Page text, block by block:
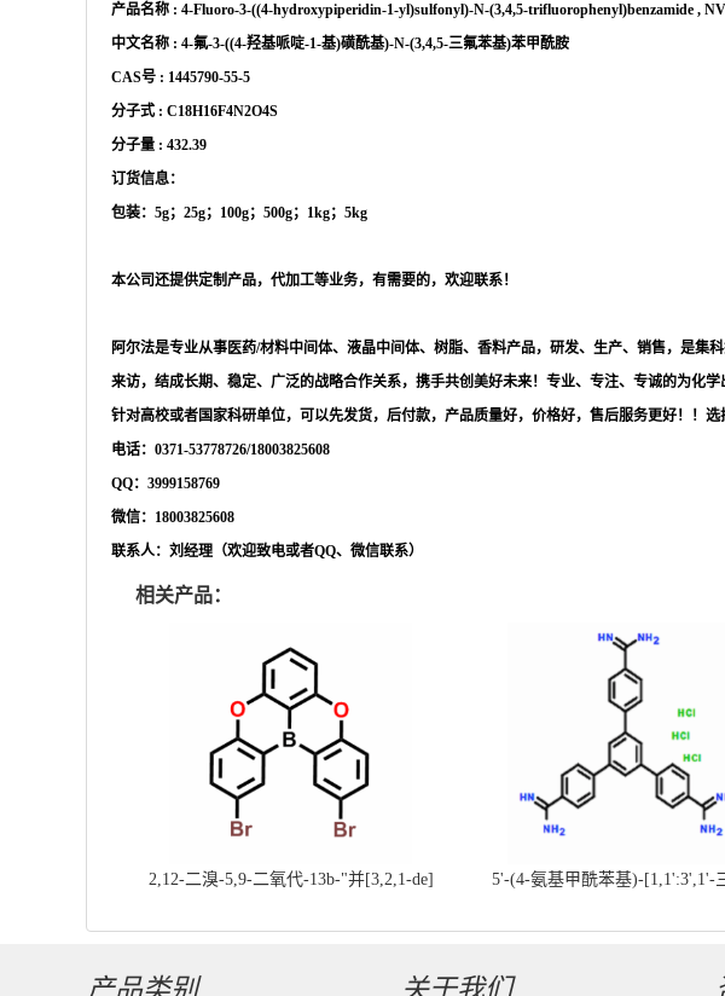
产品名称 : 4-Fluoro-3-((4-hydroxypiperidin-1-yl)sulfonyl)-N-(3,4,5-trifluorophenyl)benzamide ,
中文名称 : 4-氟-3-((4-羟基哌啶-1-基)磺酰基)-N-(3,4,5-三氟苯基)苯甲酰胺
CAS号 : 1445790-55-5
分子式 : C18H16F4N2O4S
分子量 : 432.39
订货信息：
包装： 5g；25g；100g；500g；1kg；5kg
本公司还提供定制产品，代加工等业务，有需要的，欢迎联系！
阿尔法是专业从事医药/材料中间体、液晶中间体、树脂、香料产品，研发、生产、销售，是集
来访，结成长期、稳定、广泛的战略合作关系，携手共创美好未来！专业、专注、专诚的为化学
针对高校或者国家科研单位，可以先发货，后付款，产品质量好，价格好，售后服务更好！！选
电话： 0371-53778726/18003825608
QQ：3999158769
微信： 18003825608
联系人：刘经理（欢迎致电或者QQ、微信联系）
相关产品：
2,12-二溴-5,9-二氧代-13b-"并[3,2,1-de]
5'-(4-氨基甲酰苯基)-[1,1':3',1'-
产品类别 关于我们